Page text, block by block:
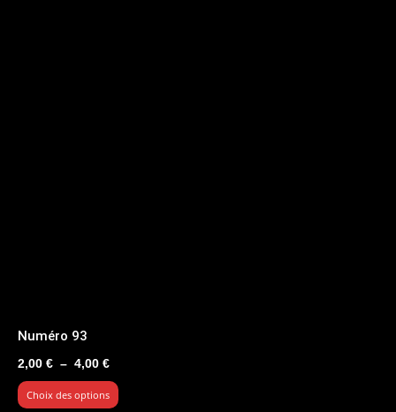
Numéro 93
2,00 € – 4,00 €Plage
de
prix :
Choix des options